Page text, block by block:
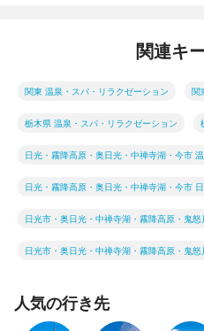
関連キ
関東 温泉・スパ・リラクゼーション 関
栃木県 温泉・スパ・リラクゼーション
日光・霧降高原・奥日光・中禅寺湖・今市
日光・霧降高原・奥日光・中禅寺湖・今市
日光市・奥日光・中禅寺湖・霧降高原・鬼
日光市・奥日光・中禅寺湖・霧降高原・鬼
人気の行き先